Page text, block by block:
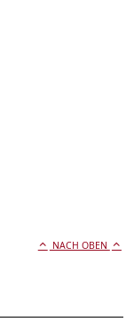
NACH OBEN